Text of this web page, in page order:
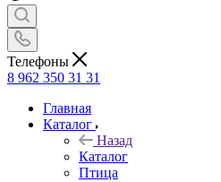
Телефоны
8 962 350 31 31
Главная
Каталог
Назад
Каталог
Птица